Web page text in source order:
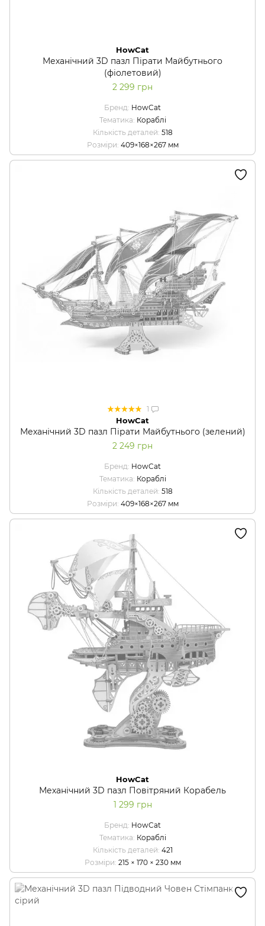
HowCat
Механічний 3D пазл Пірати Майбутнього
(фіолетовий)
2 299 грн
Бренд HowCat
Тематика Кораблі
Кількість деталей 518
Розміри 409×168×267 мм
1
HowCat
Механічний 3D пазл Пірати Майбутнього (зелений)
2 249 грн
Бренд HowCat
Тематика Кораблі
Кількість деталей 518
Розміри 409×168×267 мм
HowCat
Механічний 3D пазл Повітряний Корабель
1 299 грн
Бренд HowCat
Тематика Кораблі
Кількість деталей 421
Розміри 215 × 170 × 230 мм